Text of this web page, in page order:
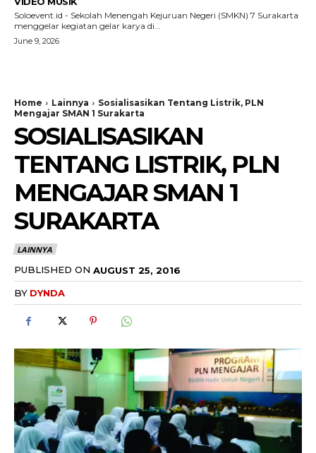
Soloevent.id - Sekolah Menengah Kejuruan Negeri (SMKN) 7 Surakarta
menggelar kegiatan gelar karya di...
June 9, 2026